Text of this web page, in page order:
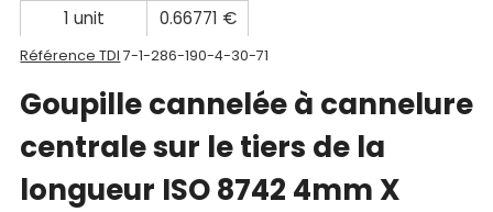
1 unit
0.66771 €
Référence TDI 7-1-286-190-4-30-71
Goupille cannelée à cannelure
centrale sur le tiers de la
longueur ISO 8742 4mm X